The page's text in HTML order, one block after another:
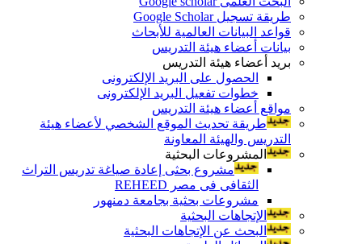
طريقة تسجيل Google Scholar
قواعد البيانات العالمية للأبحاث
بيانات أعضاء هيئة التدريس
بريد أعضاء هيئة التدريس
الحصول على البريد الإلكترونى
خطوات تفعيل البريد الإلكترونى
مواقع أعضاء هيئة التدريس
طريقة تحديث الموقع الشخصي لأعضاء هيئة
التدريس والهيئة المعاونة
المشروعات البحثية
مشروع بحثى إعادة صياغة تدريس التراث
الثقافى فى مصر REHEED
مشروعات بحثية بجامعة دمنهور
الإتجاهات البحثية
البحث عن الإتجاهات البحثية